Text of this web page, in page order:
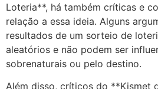
Loteria**, há também críticas e
relação a essa ideia. Alguns
resultados de um sorteio de
aleatórios e não podem ser
sobrenaturais ou pelo destino.
Além disso, críticos do **Kismet